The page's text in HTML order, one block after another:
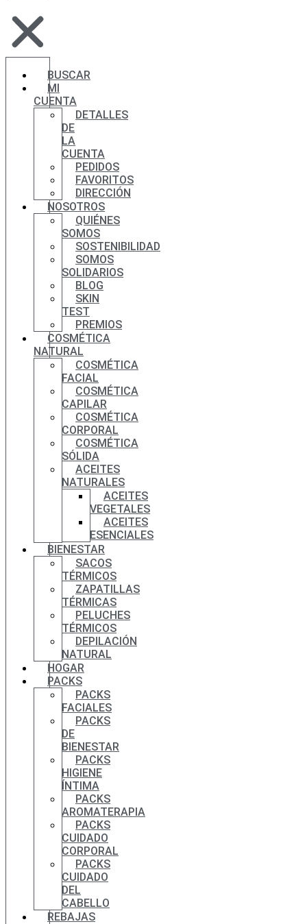
BUSCAR
MI
CUENTA
DETALLES
DE
LA
CUENTA
PEDIDOS
FAVORITOS
DIRECCIÓN
NOSOTROS
QUIÉNES
SOMOS
SOSTENIBILIDAD
SOMOS
SOLIDARIOS
BLOG
SKIN
TEST
PREMIOS
COSMÉTICA
NATURAL
COSMÉTICA
FACIAL
COSMÉTICA
CAPILAR
COSMÉTICA
CORPORAL
COSMÉTICA
SÓLIDA
ACEITES
NATURALES
ACEITES
VEGETALES
ACEITES
ESENCIALES
BIENESTAR
SACOS
TÉRMICOS
ZAPATILLAS
TÉRMICAS
PELUCHES
TÉRMICOS
DEPILACIÓN
NATURAL
HOGAR
PACKS
PACKS
FACIALES
PACKS
DE
BIENESTAR
PACKS
HIGIENE
ÍNTIMA
PACKS
AROMATERAPIA
PACKS
CUIDADO
CORPORAL
PACKS
CUIDADO
DEL
CABELLO
REBAJAS